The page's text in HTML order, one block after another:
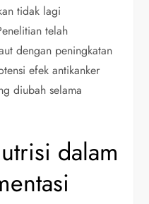
tidak lagi
telah
dengan peningkatan
efek antikanker
diubah selama
dalam